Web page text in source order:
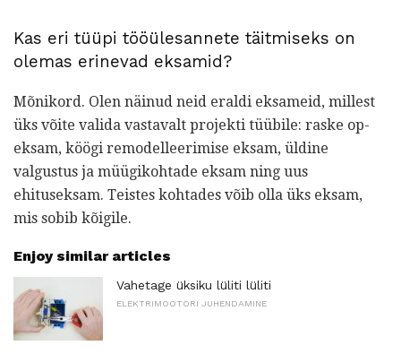
Kas eri tüüpi tööülesannete täitmiseks on
olemas erinevad eksamid?
Mõnikord. Olen näinud neid eraldi eksameid, millest
üks võite valida vastavalt projekti tüübile: raske op-
eksam, köögi remodelleerimise eksam, üldine
valgustus ja müügikohtade eksam ning uus
ehituseksam. Teistes kohtades võib olla üks eksam,
mis sobib kõigile.
Enjoy similar articles
Vahetage üksiku lüliti lüliti
ELEKTRIMOOTORI JUHENDAMINE